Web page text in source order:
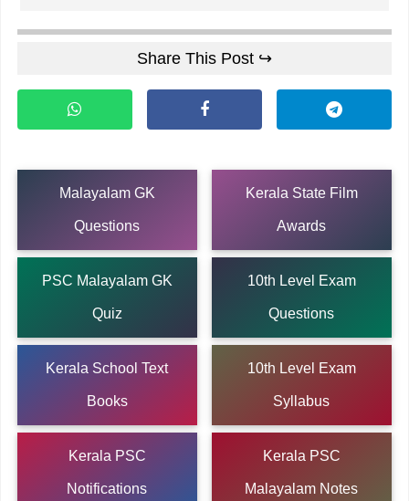
Share This Post ↪
Malayalam GK
Questions
Kerala State Film
Awards
PSC Malayalam GK
Quiz
10th Level Exam
Questions
Kerala School Text
Books
10th Level Exam
Syllabus
Kerala PSC
Notifications
Kerala PSC
Malayalam Notes